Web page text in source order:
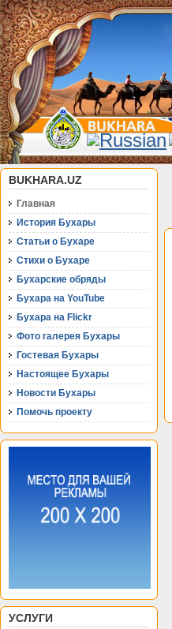
BUKHARA.UZ
Главная
История Бухары
Статьи о Бухаре
Стихи о Бухаре
Бухарские обряды
Бухара на YouTube
Бухара на Flickr
Фото галерея Бухары
Гостевая Бухары
Настоящее Бухары
Новости Бухары
Помочь проекту
УСЛУГИ